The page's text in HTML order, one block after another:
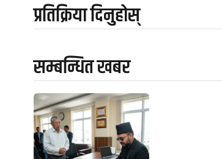
प्रतिक्रिया दिनुहोस्
सम्बन्धित खबर